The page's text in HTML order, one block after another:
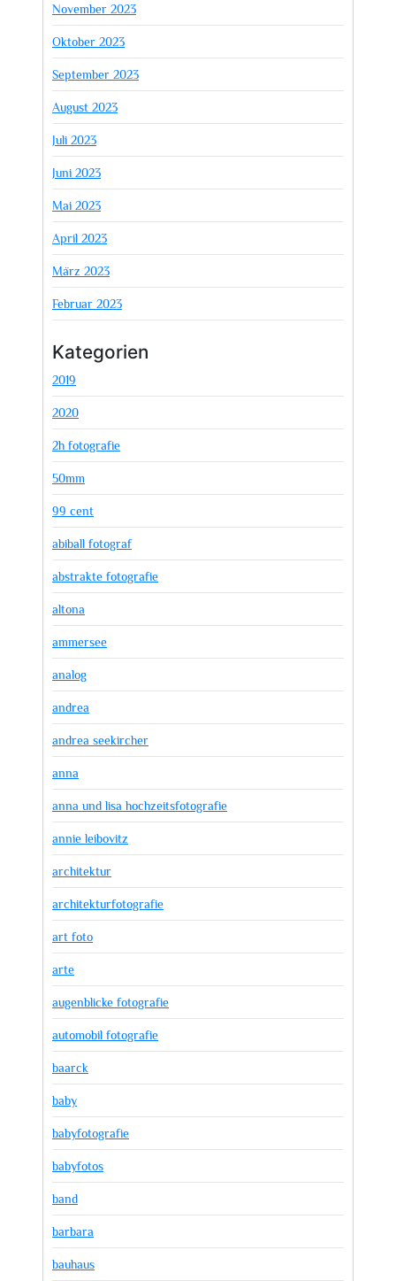
November 2023
Oktober 2023
September 2023
August 2023
Juli 2023
Juni 2023
Mai 2023
April 2023
März 2023
Februar 2023
Kategorien
2019
2020
2h fotografie
50mm
99 cent
abiball fotograf
abstrakte fotografie
altona
ammersee
analog
andrea
andrea seekircher
anna
anna und lisa hochzeitsfotografie
annie leibovitz
architektur
architekturfotografie
art foto
arte
augenblicke fotografie
automobil fotografie
baarck
baby
babyfotografie
babyfotos
band
barbara
bauhaus